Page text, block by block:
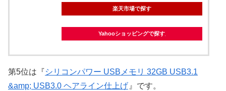
楽天市場で探す
Yahooショッピングで探す
第5位は『シリコンパワー USBメモリ 32GB USB3.1
&amp; USB3.0 ヘアライン仕上げ 』です。